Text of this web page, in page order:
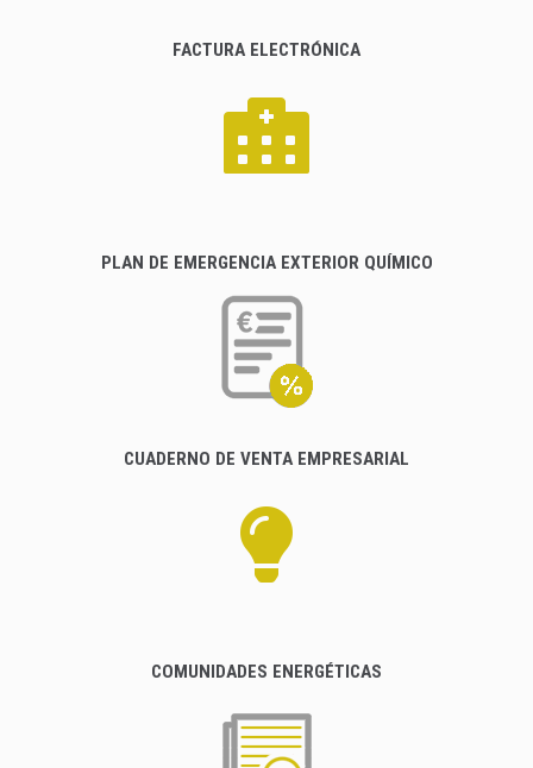
FACTURA ELECTRÓNICA
PLAN DE EMERGENCIA EXTERIOR QUÍMICO
CUADERNO DE VENTA EMPRESARIAL
COMUNIDADES ENERGÉTICAS